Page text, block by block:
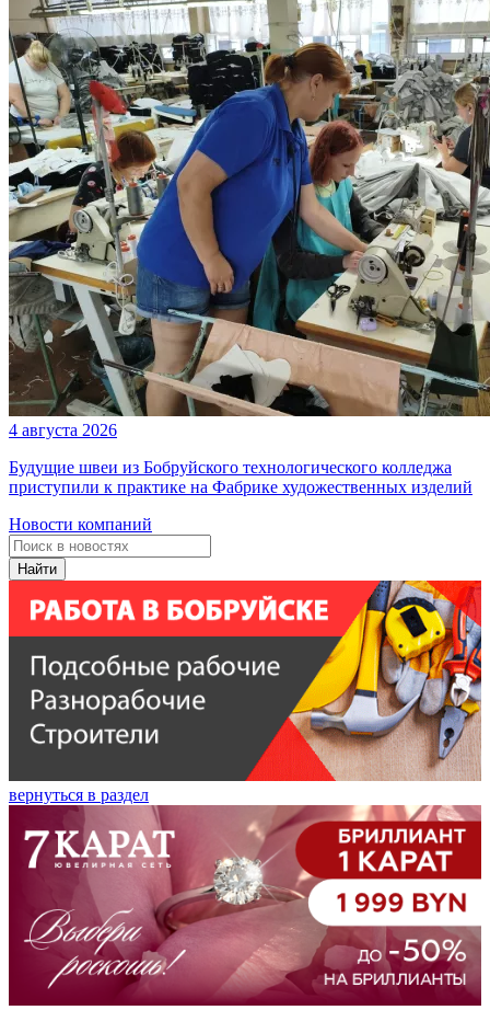
4 августа 2026
Будущие швеи из Бобруйского технологического колледжа
приступили к практике на Фабрике художественных изделий
Новости компаний
Найти
вернуться в раздел